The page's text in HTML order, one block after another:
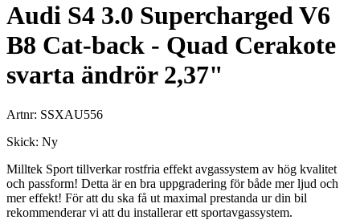
Audi S4 3.0 Supercharged V6
B8 Cat-back - Quad Cerakote
svarta ändrör 2,37"
Artnr: SSXAU556
Skick: Ny
Milltek Sport tillverkar rostfria effekt avgassystem av hög kvalitet
och passform! Detta är en bra uppgradering för både mer ljud och
mer effekt! För att du ska få ut maximal prestanda ur din bil
rekommenderar vi att du installerar ett sportavgassystem.